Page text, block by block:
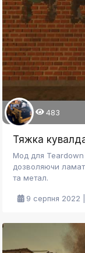
483
Тяжка
Мод для Teardown
дозволяючи
та метал.
9 серпня 2022 |